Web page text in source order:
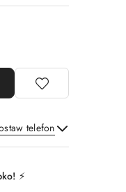
telefon
Wyślij
⚡